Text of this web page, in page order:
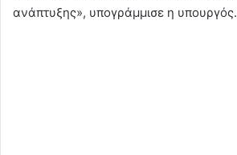
ανάπτυξης», υπογράμμισε η υπουργός.